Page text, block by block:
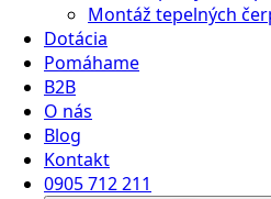
Montáž tepelných
Dotácia
Pomáhame
B2B
O nás
Blog
Kontakt
0905 712 211